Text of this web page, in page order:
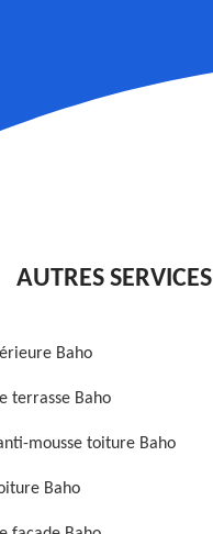
AUTRES SERVICES
Baho
terrasse Baho
mousse toiture Baho
Baho